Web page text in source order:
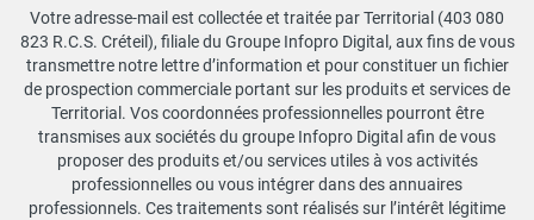
Votre adresse-mail est collectée et traitée par Territorial (403 080
823 R.C.S. Créteil), filiale du Groupe Infopro Digital, aux fins de vous
transmettre notre lettre d’information et pour constituer un fichier
de prospection commerciale portant sur les produits et services de
Territorial. Vos coordonnées professionnelles pourront être
transmises aux sociétés du groupe Infopro Digital afin de vous
proposer des produits et/ou services utiles à vos activités
professionnelles ou vous intégrer dans des annuaires
professionnels. Ces traitements sont réalisés sur l’intérêt légitime